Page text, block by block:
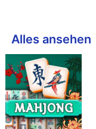
Alles ansehen